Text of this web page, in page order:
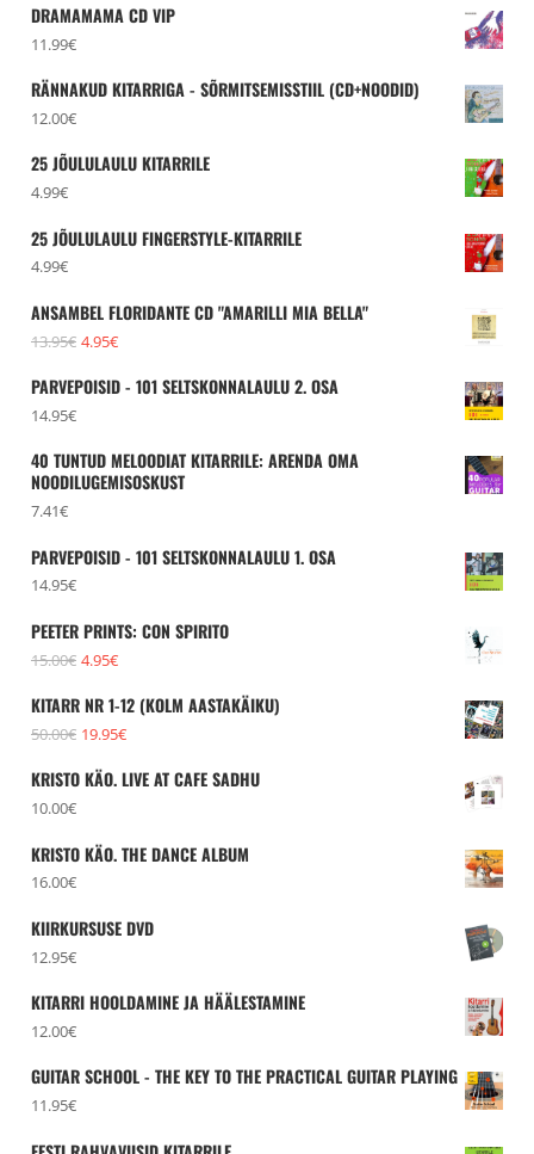
DRAMAMAMA CD VIP
11.99€
RÄNNAKUD KITARRIGA - SÕRMITSEMISSTIIL (CD+NOODID)
12.00€
25 JÕULULAULU KITARRILE
4.99€
25 JÕULULAULU FINGERSTYLE-KITARRILE
4.99€
ANSAMBEL FLORIDANTE CD "AMARILLI MIA BELLA"
13.95€ Algne
oli:
4.95€Praegune
on:
PARVEPOISID - 101 SELTSKONNALAULU 2. OSA
14.95€
40 TUNTUD MELOODIAT KITARRILE: ARENDA OMA
NOODILUGEMISOSKUST
7.41€
PARVEPOISID - 101 SELTSKONNALAULU 1. OSA
14.95€
PEETER PRINTS: CON SPIRITO
15.00€ Algne
oli:
15.00€.
4.95€Praegune
on:
4.95€.
KITARR NR 1-12 (KOLM AASTAKÄIKU)
50.00€ Algne
oli:
19.95€Praegune
on:
KRISTO KÄO. LIVE AT CAFE SADHU
10.00€
KRISTO KÄO. THE DANCE ALBUM
16.00€
KIIRKURSUSE DVD
12.95€
KITARRI HOOLDAMINE JA HÄÄLESTAMINE
12.00€
GUITAR SCHOOL - THE KEY TO THE PRACTICAL GUITAR PLAYING
11.95€